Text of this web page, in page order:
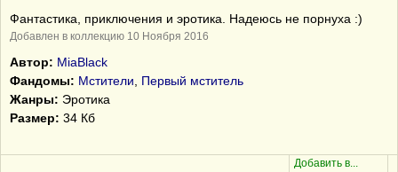
Фантастика, приключения и эротика. Надеюсь не порнуха :)
Добавлен в коллекцию 10 Ноября 2016
Автор: MiaBlack
Фандомы: Мстители
Первый мститель
Жанры: Эротика
Размер: 34 Кб